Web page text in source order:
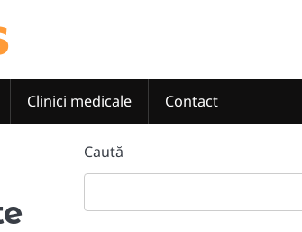
Clinici medicale Contact
Caută